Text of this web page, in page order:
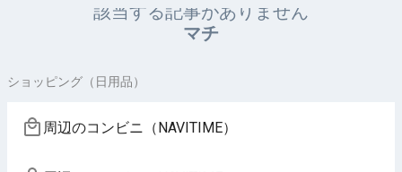
該当する記事がありません
マチ
ショッピング（日用品）
周辺のコンビニ（NAVITIME）